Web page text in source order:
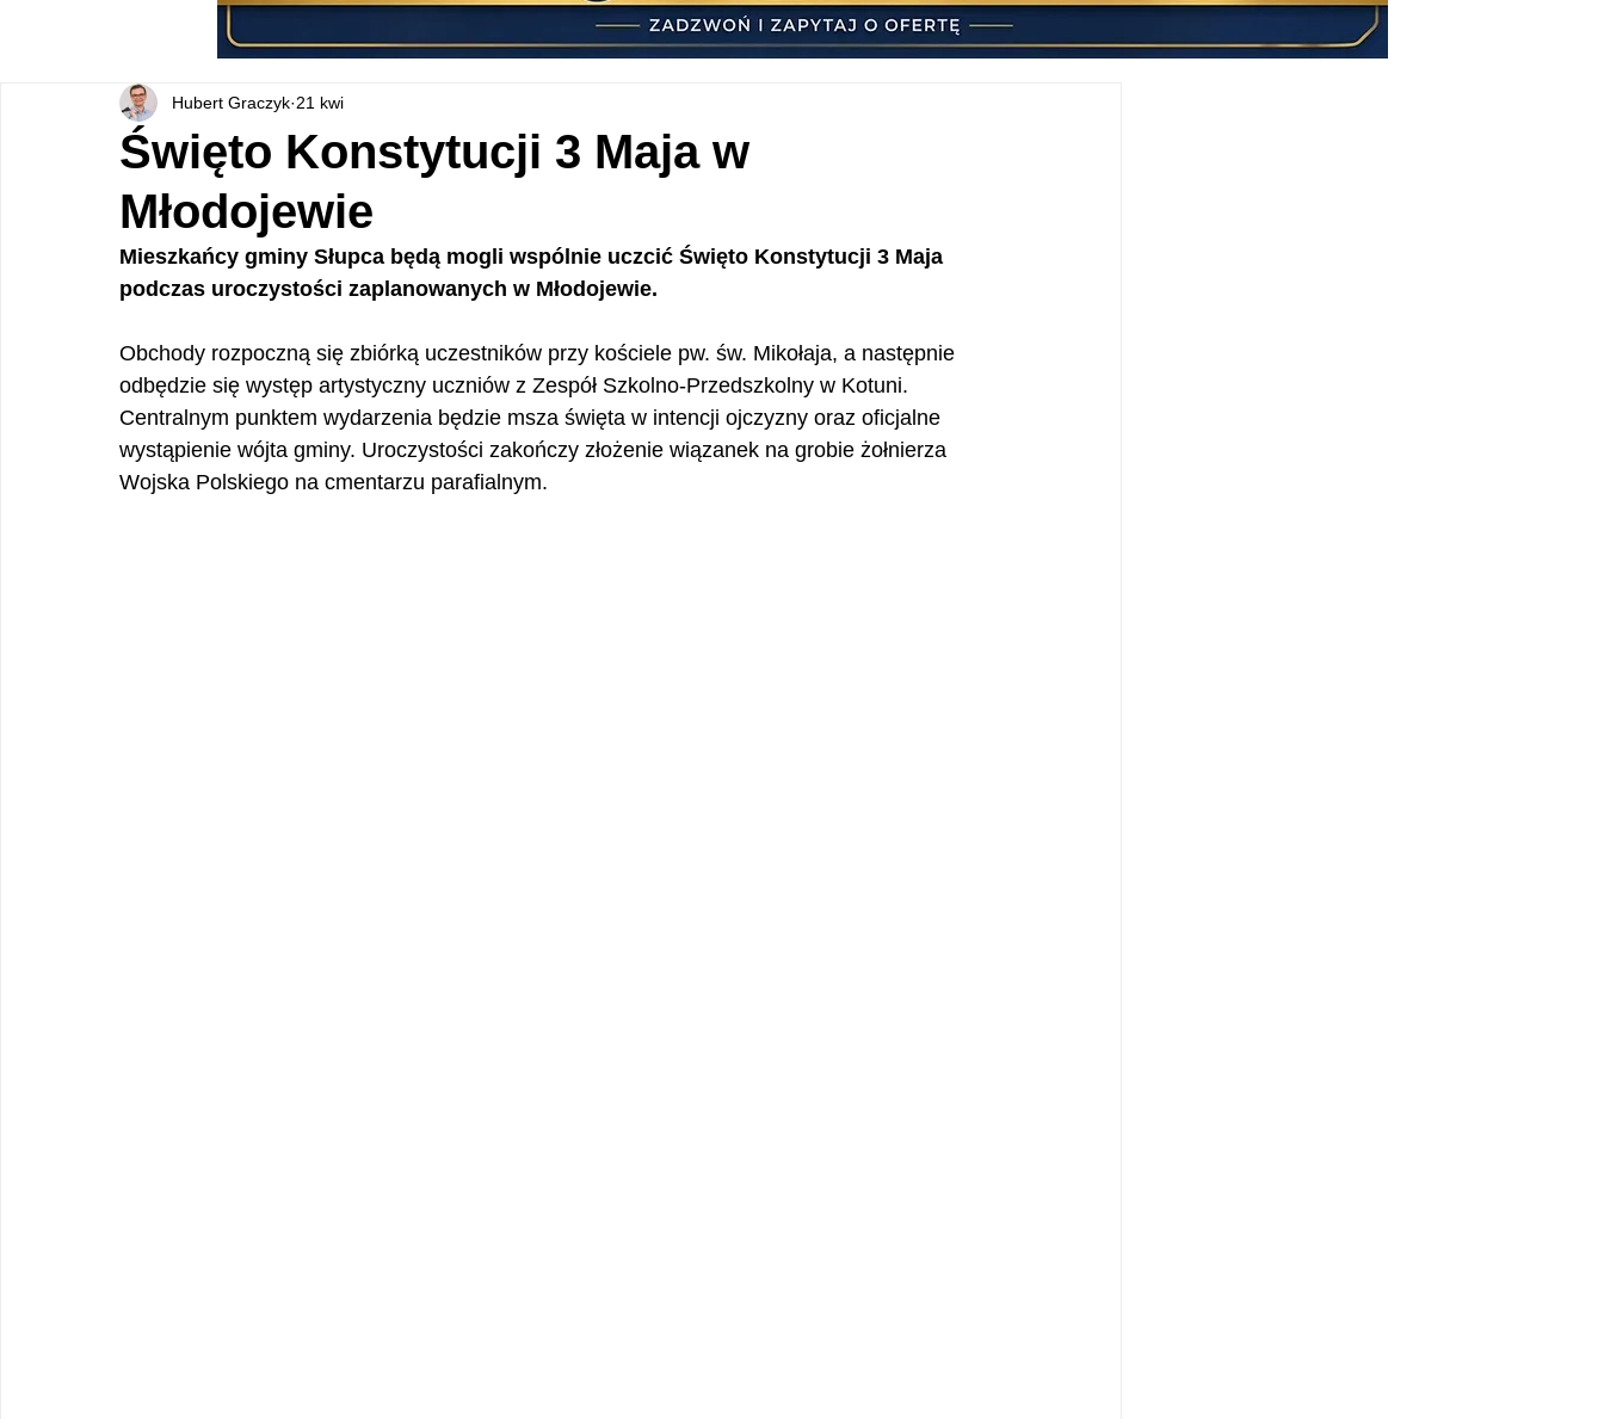
Święto Konstytucji 3 Maja w
Młodojewie
Hubert Graczyk 21 kwi
Mieszkańcy gminy Słupca będą mogli wspólnie uczcić Święto Konstytucji 3 Maja
podczas uroczystości zaplanowanych w Młodojewie.
Obchody rozpoczną się zbiórką uczestników przy kościele pw. św. Mikołaja, a następnie
odbędzie się występ artystyczny uczniów z Zespół Szkolno-Przedszkolny w Kotuni.
Centralnym punktem wydarzenia będzie msza święta w intencji ojczyzny oraz oficjalne
wystąpienie wójta gminy. Uroczystości zakończy złożenie wiązanek na grobie żołnierza
Wojska Polskiego na cmentarzu parafialnym.